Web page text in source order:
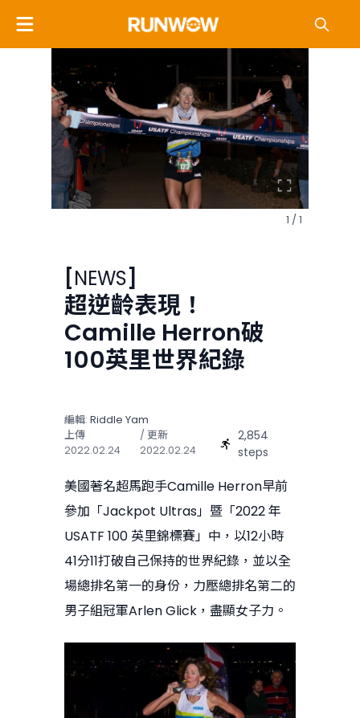
1 / 1
NEWS
超逆齡表現！
Camille Herron破
100英里世界紀錄
編輯: Riddle Yam
上傳
2022.02.24
/ 更新
2022.02.24
2,854
steps
美國著名超馬跑手Camille Herron早前
參加「Jackpot Ultras」暨「2022 年
USATF 100 英里錦標賽」中，以12小時
41分11打破自己保持的世界紀錄，並以全
場總排名第一的身份，力壓總排名第二的
男子組冠軍Arlen Glick，盡顯女子力。